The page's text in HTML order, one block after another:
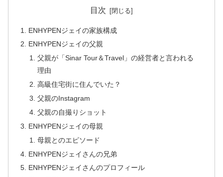
目次
ENHYPENジェイの家族構成
ENHYPENジェイの父親
父親が「Sinar Tour＆Travel」の経営者と言われる
理由
高級住宅街に住んでいた？
父親のInstagram
父親の自撮りショット
ENHYPENジェイの母親
母親とのエピソード
ENHYPENジェイさんの兄弟
ENHYPENジェイさんのプロフィール